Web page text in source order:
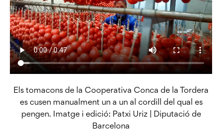
Els tomacons de la Cooperativa Conca de la Tordera
es cusen manualment un a un al cordill del qual es
pengen. Imatge i edició: Patxi Uriz | Diputació de
Barcelona